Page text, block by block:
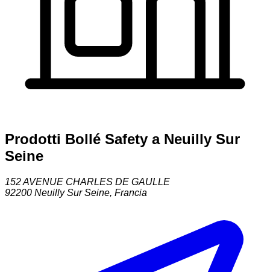
Prodotti Bollé Safety a Neuilly Sur
Seine
152 AVENUE CHARLES DE GAULLE
92200 Neuilly Sur Seine, Francia